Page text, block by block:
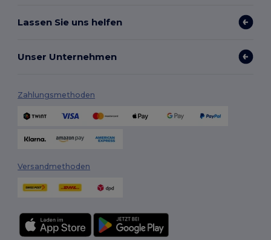
Lassen Sie uns helfen
Unser Unternehmen
Zahlungsmethoden
Versandmethoden